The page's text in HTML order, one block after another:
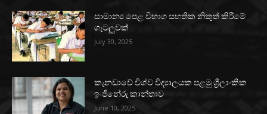
සාමාන්‍ය පෙළ විභාග සහතික නිකුත් කිරීමේ
ගැටලුවක්
July 30, 2025
කැනඩාවේ විශ්ව විද්‍යාලයක පළමු ශ්‍රීලාංකික
ඉංජිනේරු කාන්තාව
June 10, 2025